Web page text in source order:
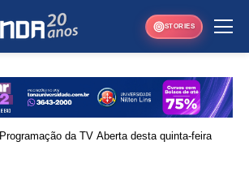
STORIES
Programação da TV Aberta desta quinta-feira